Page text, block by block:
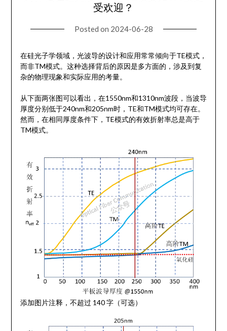
受欢迎？
Posted on 2024-06-28
在硅光子学领域，光波导的设计和应用常常倾向于TE模式，
而非TM模式。这种选择背后的原因是多方面的，涉及到复
杂的物理现象和实际应用的考量。
从下面两张图可以看出，在1550nm和1310nm波段，当波导
厚度分别低于240nm和205nm时，TE和TM模式均可存在。
然而，在相同厚度条件下，TE模式的有效折射率总是高于
TM模式。
添加图片注释，不超过 140 字（可选）